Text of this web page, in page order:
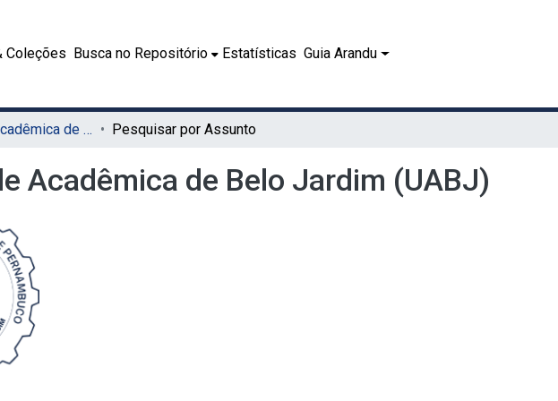
Coleções Busca no Repositório Estatísticas Guia Arandu
06. Unidade Acadêmica de Belo Jardim (UABJ) Pesquisar por Assunto
Acadêmica de Belo Jardim (UABJ)